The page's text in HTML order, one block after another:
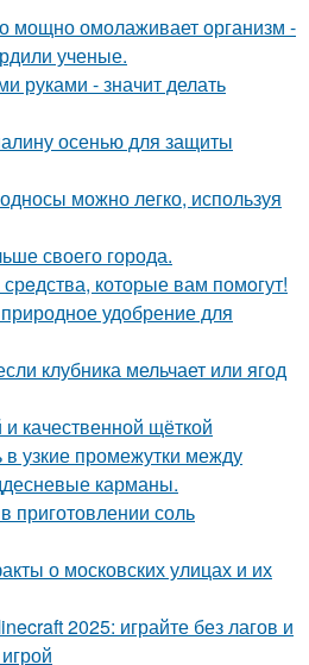
мощно омолаживает организм -
ученые.
руками - значит делать
осенью для защиты
можно легко, используя
своего города.
которые вам помoгут!
удобрение для
клубника мельчает или ягод
качественной щёткой
узкие промежутки между
карманы.
приготовлении соль
о московских улицах и их
2025: играйте без лагов и